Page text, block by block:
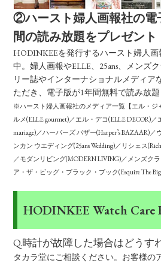
②ハースト婦人画報社の電
間の読み放題をプレゼント
HODINKEEを発行するハースト婦人
中。婦人画報やELLE、25ans、メンズ
リー誌やインターナショナルメディア
ただき、電子版が1年間無料で読み放題
※ハースト婦人画報社のメディア一覧【エル・ジ
ルメ(ELLE gourmet)／エル・デコ(ELLE DECOR)
mariage)／ハーパーズ バザー(Harper’s BAZAAR)
ンカン ウエディング(25ans Wedding)／リシェス
／モダンリビング(MODERN LIVING)／メンズクラ
ア・ザ・ビッグ・ブラック・ブック(Esquire The Big
HODINKEE Watch Care
Q.時計が故障した場合はどうす
タカラ堂にご相談ください。お客様の